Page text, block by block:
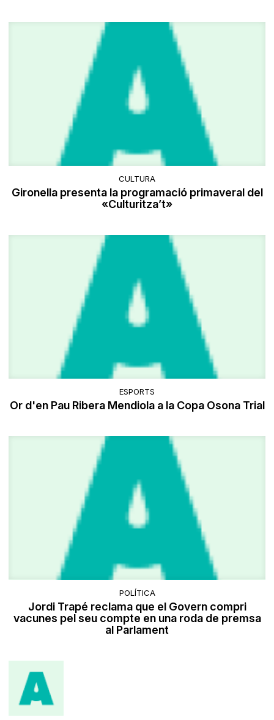
CULTURA
Gironella presenta la programació primaveral del
«Culturitza’t»
ESPORTS
Or d'en Pau Ribera Mendiola a la Copa Osona Trial
POLÍTICA
Jordi Trapé reclama que el Govern compri
vacunes pel seu compte en una roda de premsa
al Parlament